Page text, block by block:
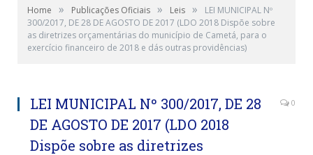
Home » Publicações Oficiais » Leis »
LEI MUNICIPAL Nº
300/2017, DE 28 DE AGOSTO DE 2017 (LDO 2018 Dispõe sobre
as diretrizes orçamentárias do município de Cametá, para o
exercício financeiro de 2018 e dás outras providências)
LEI MUNICIPAL Nº 300/2017, DE 28
DE AGOSTO DE 2017 (LDO 2018
Dispõe sobre as diretrizes
0